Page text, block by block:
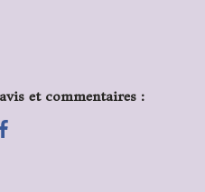
et commentaires :